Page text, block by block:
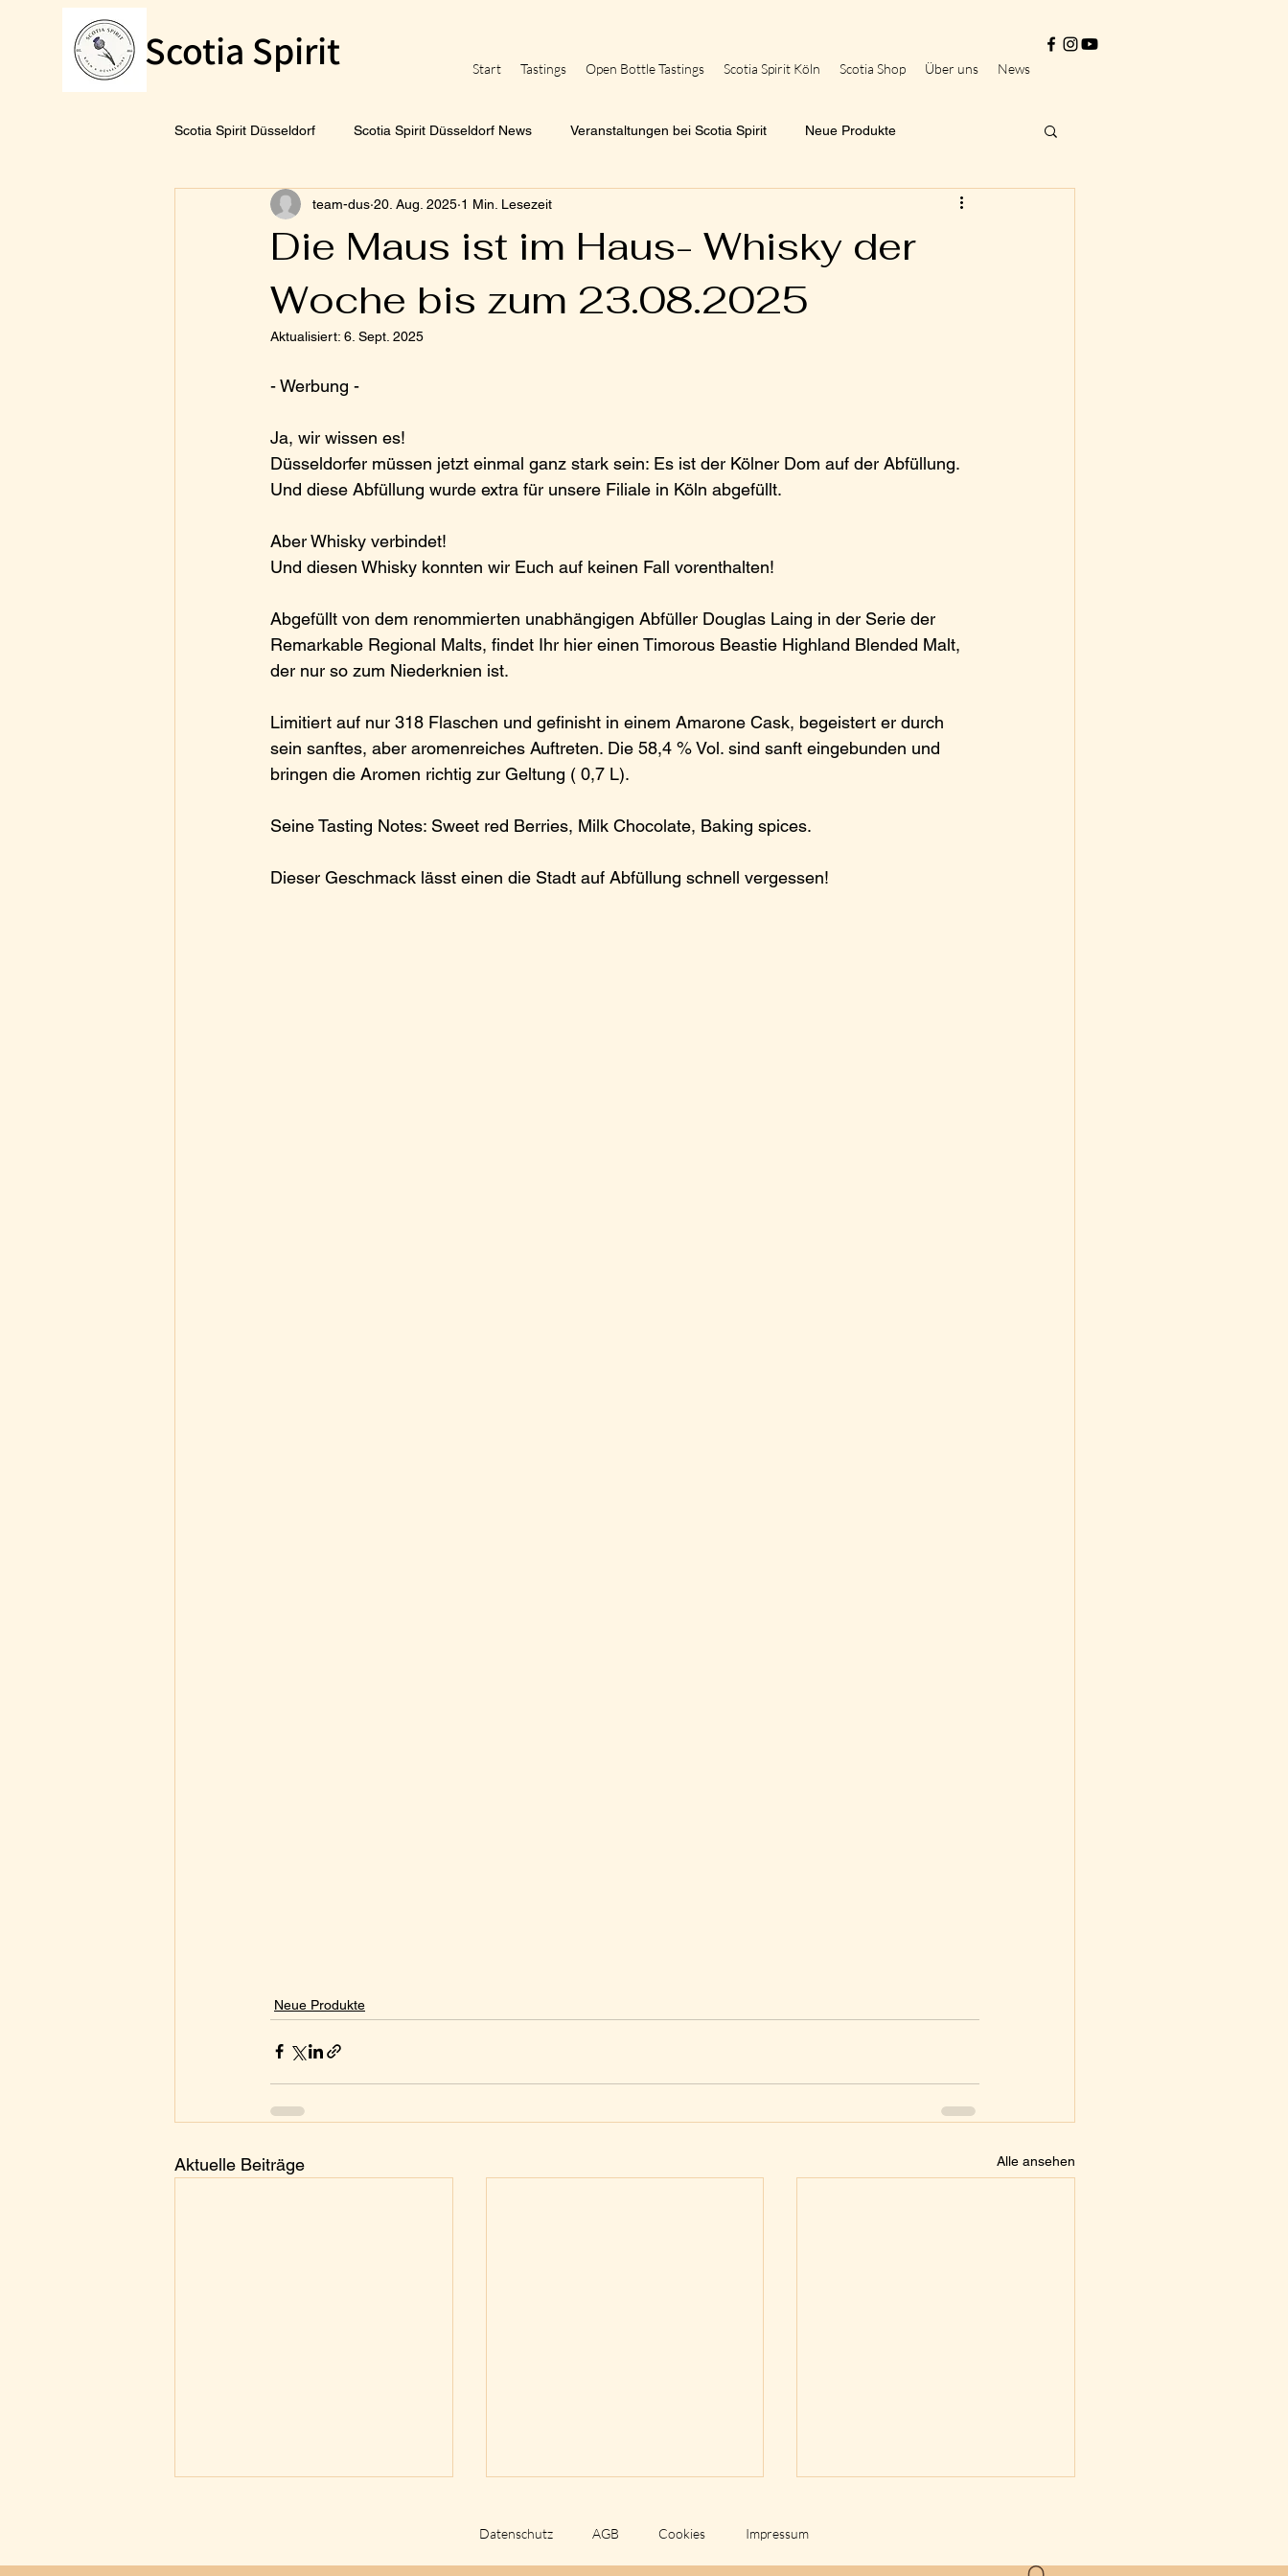
Scotia Spirit Start Tastings Open Bottle Tastings Scotia Spirit Köln Scotia Shop Über uns News
Scotia Spirit Düsseldorf Scotia Spirit Düsseldorf News Veranstaltungen bei Scotia Spirit Neue Produkte
Die Maus ist im Haus- Whisky der
Woche bis zum 23.08.2025
team-dus 20. Aug. 2025 1 Min. Lesezeit
Aktualisiert: 6. Sept. 2025
- Werbung -
Ja, wir wissen es!
Düsseldorfer müssen jetzt einmal ganz stark sein: Es ist der Kölner Dom auf der Abfüllung.
Und diese Abfüllung wurde extra für unsere Filiale in Köln abgefüllt.
Aber Whisky verbindet!
Und diesen Whisky konnten wir Euch auf keinen Fall vorenthalten!
Abgefüllt von dem renommierten unabhängigen Abfüller Douglas Laing in der Serie der
Remarkable Regional Malts, findet Ihr hier einen Timorous Beastie Highland Blended Malt,
der nur so zum Niederknien ist.
Limitiert auf nur 318 Flaschen und gefinisht in einem Amarone Cask, begeistert er durch
sein sanftes, aber aromenreiches Auftreten. Die 58,4 % Vol. sind sanft eingebunden und
bringen die Aromen richtig zur Geltung ( 0,7 L).
Seine Tasting Notes: Sweet red Berries, Milk Chocolate, Baking spices.
Dieser Geschmack lässt einen die Stadt auf Abfüllung schnell vergessen!
Neue Produkte
Aktuelle Beiträge Alle ansehen
Datenschutz AGB Cookies Impressum